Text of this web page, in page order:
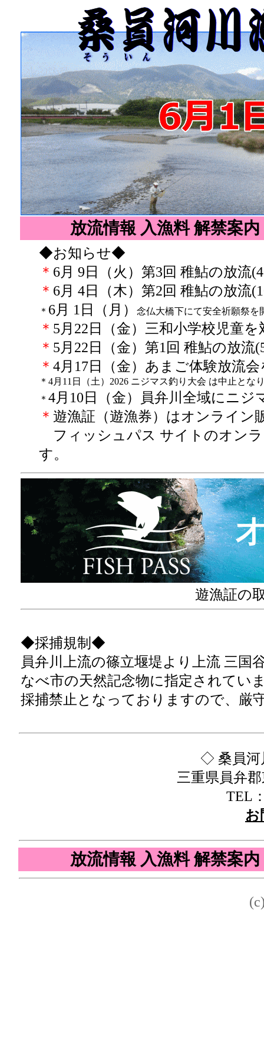
放流情報 入漁料 解禁案内
◆お知らせ◆
＊ 6月 9日（火） 第3回 稚鮎の放流
＊ 6月 4日（木） 第2回 稚鮎の放流
＊ 6月 1日（月） 念仏大橋下にて安全祈願祭を
＊ 5月22日（金）三和小学校児童
＊ 5月22日（金）第1回 稚鮎の放流
＊ 4月17日（金）あまご体験放流
＊4月11日（土）2026 ニジマス釣り大会 は中止とな
＊ 4月10日（金） 員弁川全域に ニジ
＊ 遊漁証（遊漁券）はオンライ
フィッシュパス サイトのオン
す。
遊漁証の
◆採捕規制◆
員弁川上流の篠立堰堤より上流 三国
なべ市の天然記念物に指定されてい
採捕禁止となっておりますので、厳
◇ 桑員河
三重県員弁
TEL
お
放流情報 入漁料 解禁案内